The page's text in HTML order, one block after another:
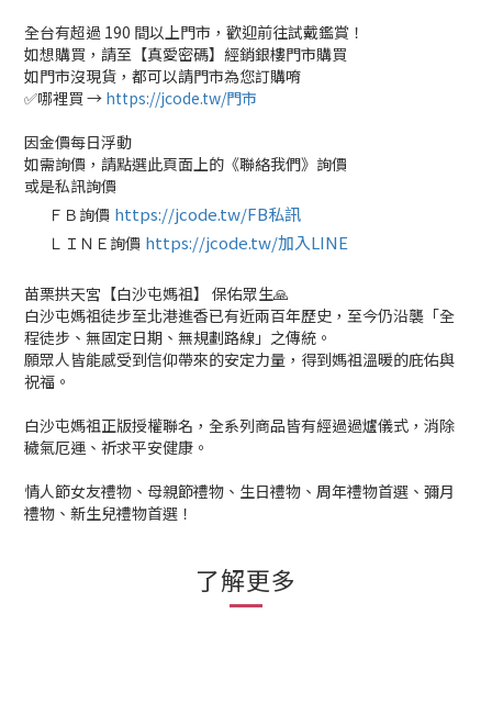
全台有超過 190 間以上門市，歡迎前往試戴鑑賞！
如想購買，請至【真愛密碼】經銷銀樓門市購買
如門市沒現貨，都可以請門市為您訂購唷
✅哪裡買 → https://jcode.tw/門市
因金價每日浮動
如需詢價，請點選此頁面上的《聯絡我們》詢價
或是私訊詢價
ＦＢ詢價 https://jcode.tw/FB私訊
ＬＩＮＥ詢價 https://jcode.tw/加入LINE
苗栗拱天宮【白沙屯媽祖】 保佑眾生🙏
白沙屯媽祖徒步至北港進香已有近兩百年歷史，至今仍沿襲「全
程徒步、無固定日期、無規劃路線」之傳統。
願眾人皆能感受到信仰帶來的安定力量，得到媽祖溫暖的庇佑與
祝福。
白沙屯媽祖正版授權聯名，全系列商品皆有經過過爐儀式，消除
穢氣厄運、祈求平安健康。
情人節女友禮物、母親節禮物、生日禮物、周年禮物首選、彌月
禮物、新生兒禮物首選！
了解更多